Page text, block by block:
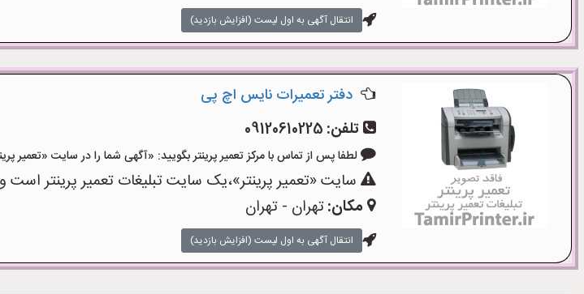
انتقال آگهی به اول لیست (افزایش بازدید)
دفتر تعمیرات نایس اچ پی
تلفن: 09120610225
لطفا پس از تماس با مرکز تعمیر پرینتر بگویید: «آگهی شما را در سایت «تعمیر پرینتر» دیده ام
سایت «تعمیر پرینتر»،یک سایت تبلیغات تعمیر پرینتر
مکان:تهران - تهران
انتقال آگهی به اول لیست (افزایش بازدید)